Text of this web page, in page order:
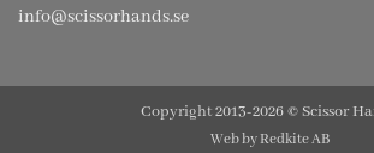
info@scissorhands.se
Copyright 2013-2026 © Scissor
Web byRedkite AB